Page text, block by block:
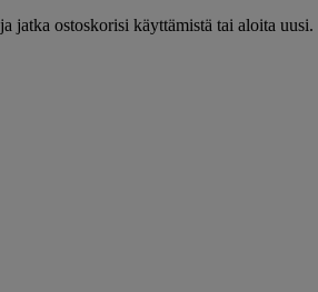
ja jatka ostoskorisi käyttämistä tai aloita uusi.